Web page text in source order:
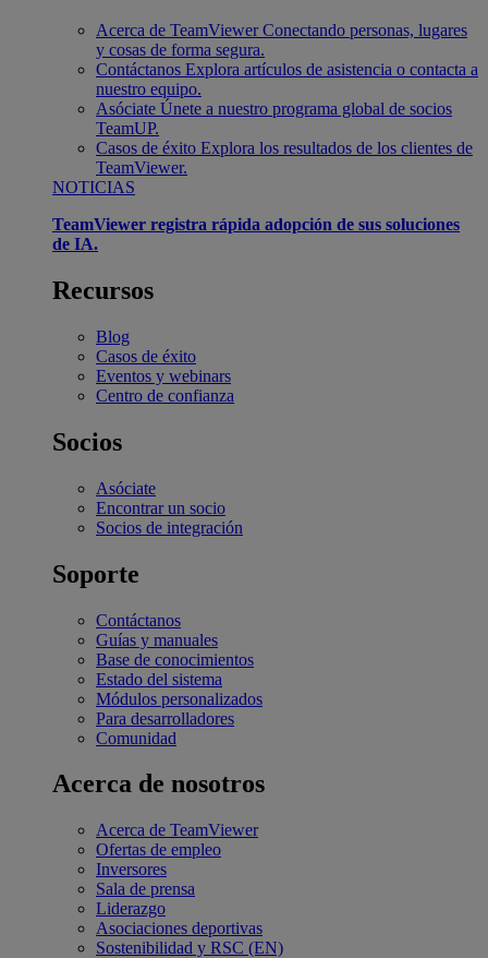
Acerca de TeamViewer Conectando personas, lugares
y cosas de forma segura.
Contáctanos Explora artículos de asistencia o contacta a
nuestro equipo.
Asóciate Únete a nuestro programa global de socios
TeamUP.
Casos de éxito Explora los resultados de los clientes de
TeamViewer.
NOTICIAS
TeamViewer registra rápida adopción de sus soluciones
de IA.
Recursos
Blog
Casos de éxito
Eventos y webinars
Centro de confianza
Socios
Asóciate
Encontrar un socio
Socios de integración
Soporte
Contáctanos
Guías y manuales
Base de conocimientos
Estado del sistema
Módulos personalizados
Para desarrolladores
Comunidad
Acerca de nosotros
Acerca de TeamViewer
Ofertas de empleo
Inversores
Sala de prensa
Liderazgo
Asociaciones deportivas
Sostenibilidad y RSC (EN)